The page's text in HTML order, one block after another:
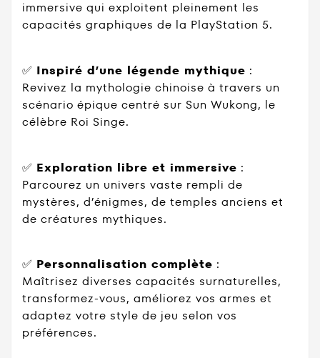
immersive qui exploitent pleinement les
capacités graphiques de la PlayStation 5.
✅ Inspiré d’une légende mythique :
Revivez la mythologie chinoise à travers un
scénario épique centré sur Sun Wukong, le
célèbre Roi Singe.
✅ Exploration libre et immersive :
Parcourez un univers vaste rempli de
mystères, d’énigmes, de temples anciens et
de créatures mythiques.
✅ Personnalisation complète :
Maîtrisez diverses capacités surnaturelles,
transformez-vous, améliorez vos armes et
adaptez votre style de jeu selon vos
préférences.